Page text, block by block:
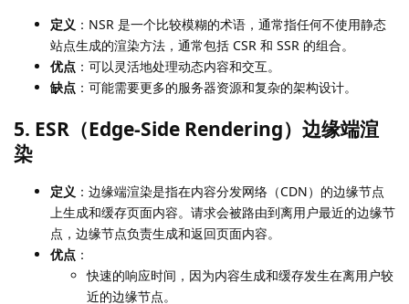
定义 ：NSR 是一个比较模糊的术语，通常指任何不使用静态
站点生成的渲染方法，通常包括 CSR 和 SSR 的组合。
优点 ：可以灵活地处理动态内容和交互。
缺点 ：可能需要更多的服务器资源和复杂的架构设计。
5. ESR（Edge-Side Rendering）边缘端渲
染
定义 ：边缘端渲染是指在内容分发网络（CDN）的边缘节点
上生成和缓存页面内容。请求会被路由到离用户最近的边缘节
点，边缘节点负责生成和返回页面内容。
优点 ：
快速的响应时间，因为内容生成和缓存发生在离用户较
近的边缘节点。